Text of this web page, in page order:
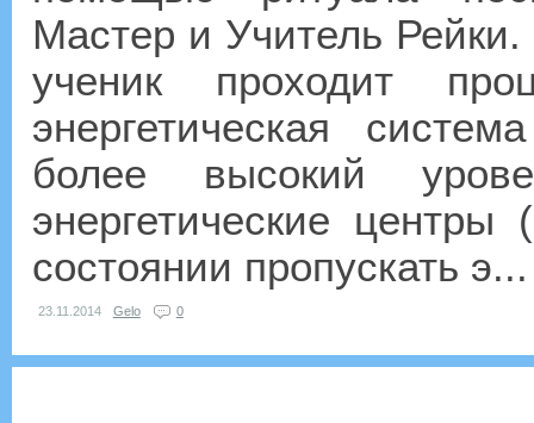
Мастер и Учитель
ученик проходит
энергетическая
более высокий
энергетические
состоянии пропускать э...
23.11.2014 Gelo 0